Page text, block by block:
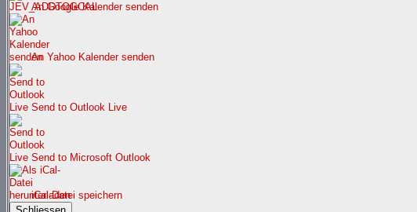
An Google Kalender senden
An Yahoo Kalender senden
Send to Outlook Live
Send to Microsoft Outlook
iCal-Datei speichern